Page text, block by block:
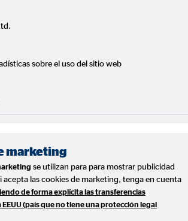
Santos Ramírez o de su diseño.
que se recogen en el presente
variar, por lo que le invitamos a que revise
visite de nuevo el Web de Manuel Jesús
responsabilidad
Ramírez excluye sin reservas toda
pérdidas o daños de cualquier tipo, ya sea
indirectos o resultantes, que puedan
acceso al Web de Manuel Jesús Santos
sobre el uso del sitio web
marketing
se utilizan para para mostrar publicidad
acepta las cookies de marketing, tenga en cuenta
de forma explícita las transferencias
(país que no tiene una protección legal